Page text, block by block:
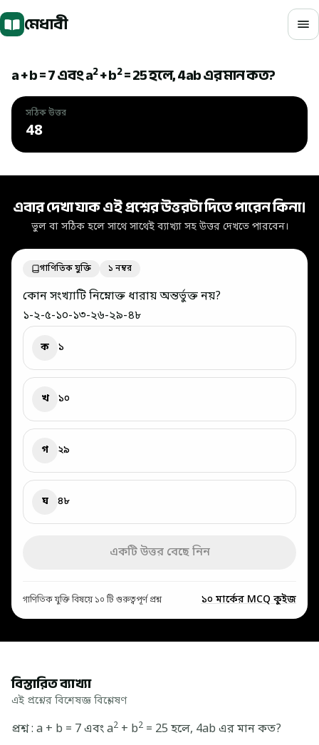
মূল বিষয়বস্তুতে যান
মেধাবী
a + b = 7 এবং a2+ b2= 25 হলে, 4ab এর মান কত?
সঠিক উত্তর
48
সঠিক উত্তর: 48
এবার দেখা যাক এই প্রশ্নের উত্তরটা দিতে পারেন কিনা।
ভুল বা সঠিক হলে সাথে সাথেই ব্যাখ্যা সহ উত্তর দেখতে পারবেন।
গাণিতিক যুক্তি ১ নম্বর
কোন সংখ্যাটি নিম্নোক্ত ধারায় অন্তর্ভুক্ত নয়?
১-২-৫-১০-১৩-২৬-২৯-৪৮
ক ১
খ ১০
গ ২৯
ঘ ৪৮
একটি উত্তর বেছে নিন
গাণিতিক যুক্তি বিষয়ে ১০ টি গুরুত্বপূর্ণ প্রশ্ন ১০ মার্কের MCQ কুইজ
বিস্তারিত ব্যাখ্যা
এই প্রশ্নের বিশেষজ্ঞ বিশ্লেষণ
প্রশ্ন : a + b = 7 এবং a2 + b2 = 25 হলে, 4ab এর মান কত?